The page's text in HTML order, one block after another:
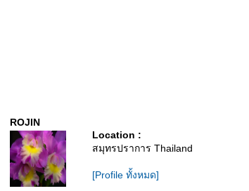
ROJIN
Location :
สมุทรปราการ Thailand
[Profile ทั้งหมด]